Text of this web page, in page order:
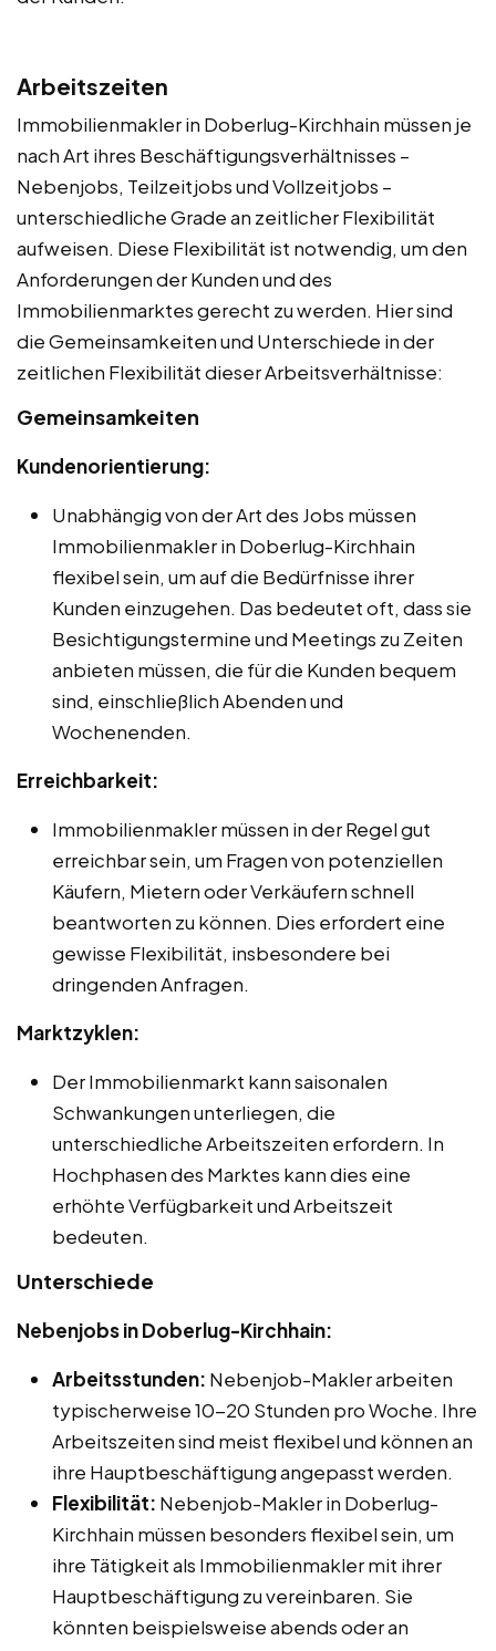
Arbeitszeiten
Immobilienmakler in Doberlug-Kirchhain müssen je
nach Art ihres Beschäftigungsverhältnisses –
Nebenjobs, Teilzeitjobs und Vollzeitjobs –
unterschiedliche Grade an zeitlicher Flexibilität
aufweisen. Diese Flexibilität ist notwendig, um den
Anforderungen der Kunden und des
Immobilienmarktes gerecht zu werden. Hier sind
die Gemeinsamkeiten und Unterschiede in der
zeitlichen Flexibilität dieser Arbeitsverhältnisse:
Gemeinsamkeiten
Kundenorientierung:
Unabhängig von der Art des Jobs müssen
Immobilienmakler in Doberlug-Kirchhain
flexibel sein, um auf die Bedürfnisse ihrer
Kunden einzugehen. Das bedeutet oft, dass sie
Besichtigungstermine und Meetings zu Zeiten
anbieten müssen, die für die Kunden bequem
sind, einschließlich Abenden und
Wochenenden.
Erreichbarkeit:
Immobilienmakler müssen in der Regel gut
erreichbar sein, um Fragen von potenziellen
Käufern, Mietern oder Verkäufern schnell
beantworten zu können. Dies erfordert eine
gewisse Flexibilität, insbesondere bei
dringenden Anfragen.
Marktzyklen:
Der Immobilienmarkt kann saisonalen
Schwankungen unterliegen, die
unterschiedliche Arbeitszeiten erfordern. In
Hochphasen des Marktes kann dies eine
erhöhte Verfügbarkeit und Arbeitszeit
bedeuten.
Unterschiede
Nebenjobs in Doberlug-Kirchhain:
Arbeitsstunden: Nebenjob-Makler arbeiten
typischerweise 10-20 Stunden pro Woche. Ihre
Arbeitszeiten sind meist flexibel und können an
ihre Hauptbeschäftigung angepasst werden.
Flexibilität: Nebenjob-Makler in Doberlug-
Kirchhain müssen besonders flexibel sein, um
ihre Tätigkeit als Immobilienmakler mit ihrer
Hauptbeschäftigung zu vereinbaren. Sie
könnten beispielsweise abends oder an